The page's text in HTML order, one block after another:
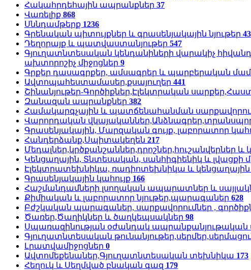
Հակահրդեհային ապրանքներ 37
Վառելիք 868
Սննդամթերք 1236
Գրենական պիտույքներ և գրասենյակային նյութեր
Դեղորայք և պատվաստանյութեր 547
Գյուղատնտեսական կենդանիների վարակիչ
ախտորոշիչ միջոցներ 9
Գրքեր դասագրքեր, ամսագրեր և պարբերական
Ավտոպահեստամասեր,քսայուղեր 441
Շինանյութեր-Գործիքներ,Էլեկտրական
Զանազան ապրանքներ 382
Համակարգչային և պատճենահանման
Վարորդական
Գրասենյակային, Մարզական գույք, լաբորատոր
Հանդերձանք,Սպիտակեղեն 217
Մեդալներ,կրծքանշաններ,դրոշներ,հուշանվերներ և
Կենցաղային, Տնտեսական, սանհիգիենիկ և լվացքի
Էլեկտրատեխնիկա, ռադիոտեխնիկա և կենցաղային
Գրասենյակային կահույք 166
Հաշմանդամների լսողական ապարատներ և
Քիմիական և լաբորատոր նյութեր,պարագաներ 628
Բժշկական պարագաներ, սարքավորումներ ,
Ծառեր,Ծաղիկներ և ծաղկեպսակներ 98
Սպառազինության օժանդակ ապրանքանյութական
Գյուղատնտեսական
Լրատվամիջոցներ 0
Ավտոմեքենաներ,Գյուղատնտեսական տեխնիկա 173
Հեղուկ և Սեղմված բնական գազ 179